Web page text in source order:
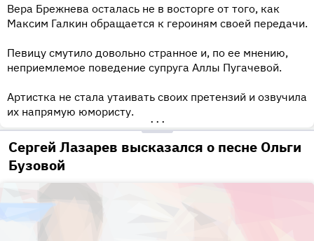
Вера Брежнева осталась не в восторге от того, как
Максим Галкин обращается к героиням своей передачи.
Певицу смутило довольно странное и, по ее мнению,
неприемлемое поведение супруга Аллы Пугачевой.
Артистка не стала утаивать своих претензий и озвучила
их напрямую юмористу.
•••
Сергей Лазарев высказался о песне Ольги
Бузовой